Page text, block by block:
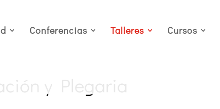
Conferencias Talleres Cursos